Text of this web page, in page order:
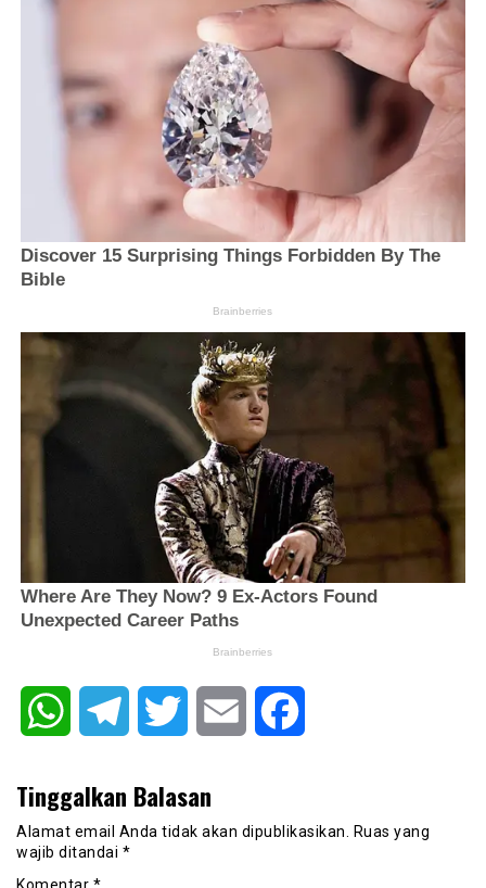
WhatsAppTelegram Twitter Email
Tinggalkan Balasan
Alamat email Anda tidak akan dipublikasikan.
Ruas yang
wajib ditandai *